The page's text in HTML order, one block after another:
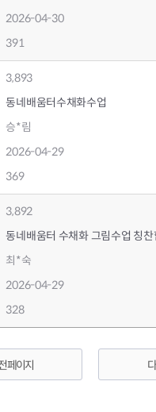
2026-04-30
391
3,893
동네배움터수채화수업
승*림
2026-04-29
369
3,892
동네배움터 수채화 그림수업
최*숙
2026-04-29
328
페이지